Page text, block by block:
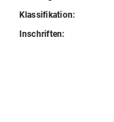
Klassifikation:
Inschriften: